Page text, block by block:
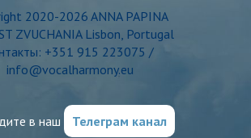
2020-2026 ANNA PAPINA
ZVUCHANIA Lisbon, Portugal
+351 915 223075 /
info@vocalharmony.eu
в наш Телеграм канал